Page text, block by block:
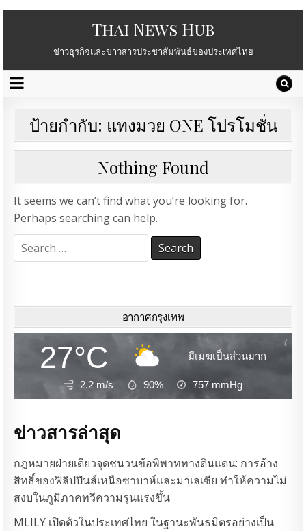
Thai News Hub
ข่าวธุรกิจและข่าวสารประชาสัมพันธ์ของประเทศไทย
ป้ายกำกับ: แทงมวย ONE โปรโมชั่น
Nothing Found
It seems we can’t find what you’re looking for.
Perhaps searching can help.
Search
for:
อากาศกรุงเทพ
27°C มีเมฆเป็นส่วนมาก
2.2 m/s 90% 757 mmHg
ข่าวสารล่าสุด
กฎหมายฝ่ายเดียวจุดชนวนข้อพิพาททางดินแดน: การอ้าง
สิทธิ์ของฟิลิปปินส์เหนือซาบาห์และมาเลเซีย ทำให้ความไม่
สงบในภูมิภาคทวีความรุนแรงขึ้น
MLILY เปิดตัวในประเทศไทย ในฐานะพันธมิตรอย่างเป็น